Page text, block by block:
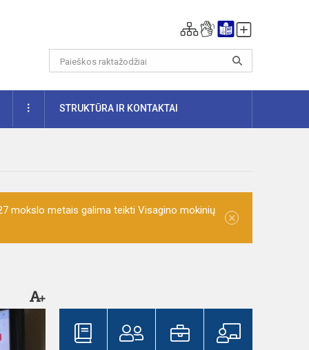
DAUGIAUSTRUKTŪRA IR KONTAKTAI
mokslo metais galima teikti Visagino mokinių
×